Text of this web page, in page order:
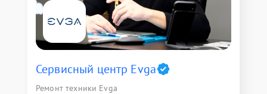
Сервисный центр Evga
Ремонт техники Evga